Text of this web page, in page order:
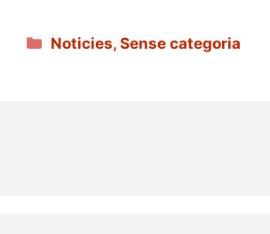
Categories
Noticies,Sense categoria